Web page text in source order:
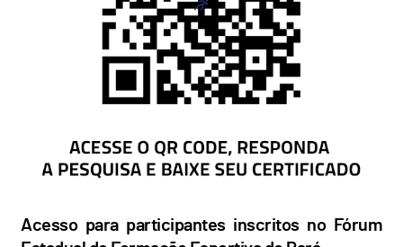
Acesso para participantes inscritos no Fórum